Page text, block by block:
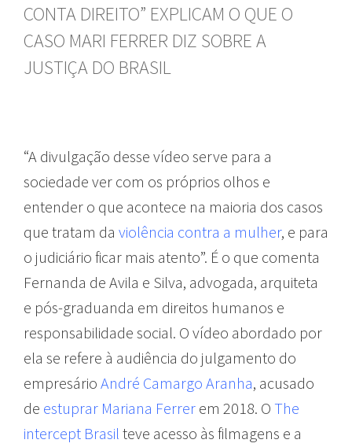
CONTA DIREITO” EXPLICAM O QUE O
CASO MARI FERRER DIZ SOBRE A
JUSTIÇA DO BRASIL
“A divulgação desse vídeo serve para a
sociedade ver com os próprios olhos e
entender o que acontece na maioria dos casos
que tratam da violência contra a mulher, e para
o judiciário ficar mais atento”. É o que comenta
Fernanda de Avila e Silva, advogada, arquiteta
e pós-graduanda em direitos humanos e
responsabilidade social. O vídeo abordado por
ela se refere à audiência do julgamento do
empresário André Camargo Aranha, acusado
de estuprar Mariana Ferrer em 2018. O The
intercept Brasil teve acesso às filmagens e a